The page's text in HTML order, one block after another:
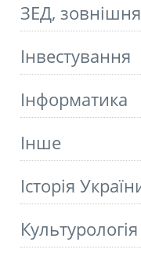
ЗЕД,
Інвестування
Інформатика
Інше
Історія